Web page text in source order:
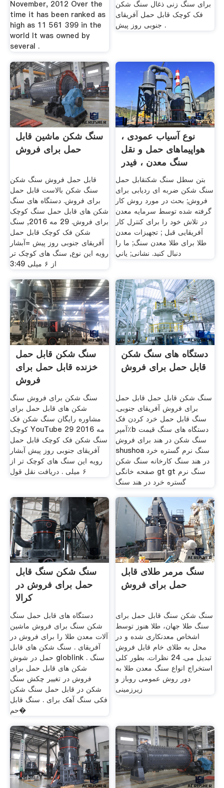
November, 2012 Over the
time it has been ranked as
high as 11 561 399 in the
world It was owned by
several .
برای سنگ زنی ذغال سنگ شکن
فک کوچک قابل حمل آفریقای
جنوبی روز پیش .
سنگ شکن ماشین قابل
حمل برای فروش
قابل حمل فروش سنگ شکن
سنگ شکن بالاست قابل حمل
برای فروش. دستگاه های سنگ
شکن های قابل حمل سنگ کوچک
برای فروش. 29 مه 2016, سنگ
شکن فک کوچک قابل حمل
آفریقای جنوبی روز پیش =آبشار
رویه این نوع, سنگ های کوچک تر
از ۶ میلی 3:49
نوع آسیاب عمودی ،
هواپیماهای حمل و نقل
سنگ معدن ، فیدر
ارتعاش
بتن سطل سنگ شکن قابل حمل
سنگ شکن ضربه ای ردیابی برای
فروش; بحث در مورد روش کار
گرفته شده توسط سرمایه معدن
در تلاش خود را برای کنترل کار
آفریقایی قبل ; تجهیزات معدن
طلا برای طلا معدن سنگ; ما را
دنبال کنید. نشانی; ياني
سنگ شکن قابل حمل
خزنده قابل حمل برای
فروش
سنگ شکن برای فروش سنگ
شکن های قابل حمل برای
مشاوره رایگان سنگ شکن فک
کوچک YouTube 29 مه 2016
سنگ شکن فک کوچک قابل حمل
آفریقای جنوبی روز پیش آبشار
رویه این سنگ های کوچک تر از
۶ میلی . دریافت نقل قول
دستگاه های سنگ شکن
قابل حمل برای فروش
سنگ شکن قابل حمل قابل حمل
برای فروش آفریقای جنوبی.
سنگ قابل حمل خرد کردن فک
آمپر٪b دستگاه های سنگ قیمت
سنگ شکن در هند برای فروش
shushoa سنگ نرم گستره خرد
در هند سنگ کارخانه سنگ شکن
صفحه خانگی gt gt سنگ نرم
گستره خرد در هند سنگ
سنگ شکن سنگ قابل
حمل برای فروش در
کرالا
دستگاه های قابل حمل سنگ
شکن سنگ برای فروش ماشین
آلات معدن طلا را برای فروش در
آفریقای . سنگ شکن های قابل
حمل در شوش globlink . سنگ
شکن های قابل حمل برای
فروش در تغییر چکش سنگ
شکن در قابل حمل سنگ شکن
فکی سنگ آهک برای . سنگ قابل
حم�
سنگ مرمر طلای قابل
حمل برای فروش
سنگ شکن سنگ قابل حمل برای
سنگ طلا جهان، طلا هنوز توسط
اشخاص معدنکاری شده و در
محل به طلای خام قابل فروش
تبدیل می. 24 نظرات. بطور کلی
استخراج انواع سنگ معدن طلا به
دور روش عمومی روباز و
زیرزمینی